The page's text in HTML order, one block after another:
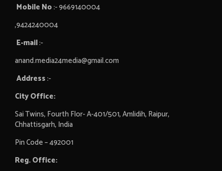
Mobile No:- 9669140004
,9424240004
E-mail:-
anand.media24media@gmail.com
Address:-
City Office:
Sai Twins, Fourth Flor- A-401/501, Amlidih, Raipur,
Chhattisgarh, India
Pin Code – 492001
Reg. Office: